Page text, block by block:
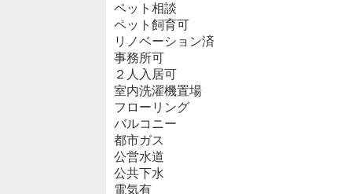
ペット相談
ペット飼育可
リノベーション済
事務所可
２人入居可
室内洗濯機置場
フローリング
バルコニー
都市ガス
公営水道
公共下水
電気有